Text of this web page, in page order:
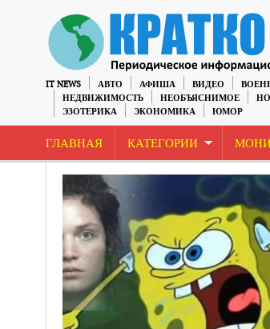
IT NEWS АВТО АФИША ВИДЕО
НЕДВИЖИМОСТЬ
НЕОБЪЯСНИМОЕ
ЭЗОТЕРИКА
ЭКОНОМИКА ЮМОР
ГЛАВНАЯ КАТЕГОРИИ